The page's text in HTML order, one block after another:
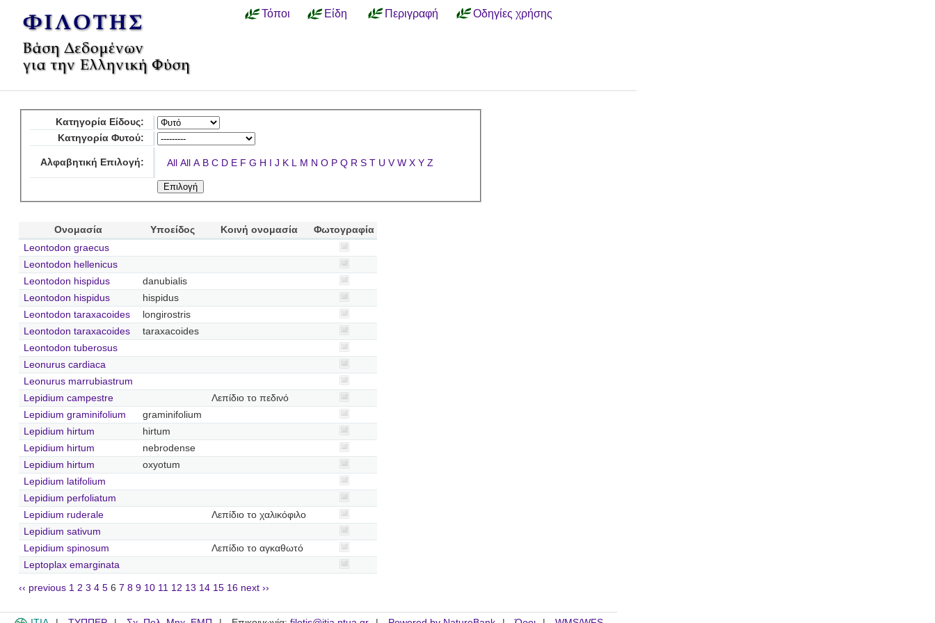
Τόποι Είδη Περιγραφή Οδηγίες χρήσης
Κατηγορία Είδους:
Κατηγορία Φυτού:
Αλφαβητική Επιλογή: All All A B C D E F G H I J K L M N O P Q R S T U V W X Y Z
Ονομασία Υποείδος Κοινή ονομασία
Φωτογραφία
Leontodon graecus
Leontodon hellenicus
Leontodon hispidus
danubialis
Leontodon hispidus
hispidus
Leontodon taraxacoides
longirostris
Leontodon taraxacoides
taraxacoides
Leontodon tuberosus
Leonurus cardiaca
Leonurus marrubiastrum
Lepidium campestre
Λεπίδιο το πεδινό
Lepidium graminifolium
graminifolium
Lepidium hirtum
hirtum
Lepidium hirtum
nebrodense
Lepidium hirtum
oxyotum
Lepidium latifolium
Lepidium perfoliatum
Lepidium ruderale
Λεπίδιο το χαλικόφιλο
Lepidium sativum
Lepidium spinosum
Λεπίδιο το αγκαθωτό
Leptoplax emarginata
‹‹ previous 1 2 3 4 5 6 7 8 9 10 11 12 13 14 15 16 next ››